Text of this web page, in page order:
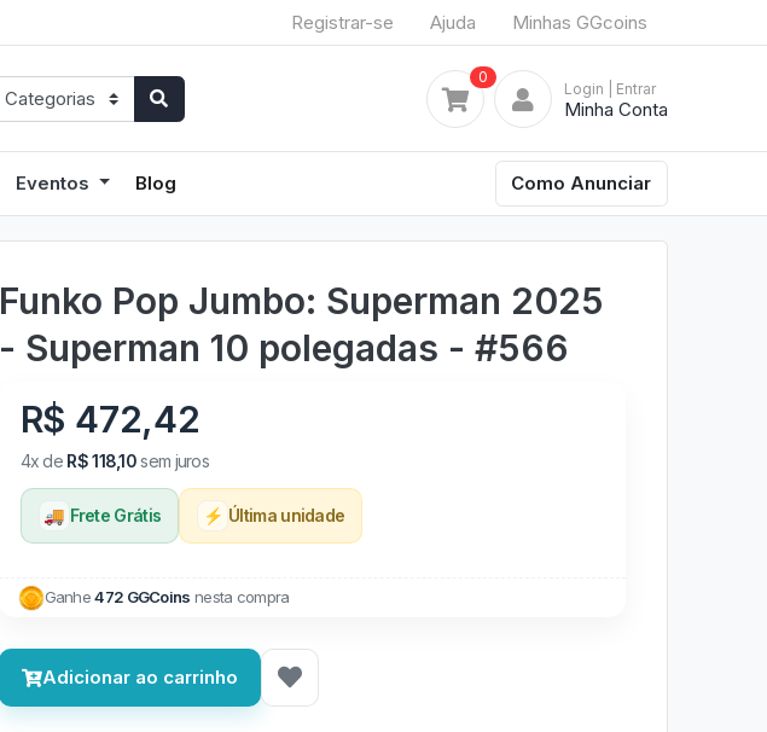
Registrar-se Ajuda Minhas GGcoins
0
Login | Entrar
Minha Conta
Eventos Blog Como Anunciar
Funko Pop Jumbo: Superman 2025
- Superman 10 polegadas - #566
R$ 472,42
4x de R$ 118,10sem juros
🚚 Frete Grátis ⚡ Última unidade
Ganhe472 GGCoins nesta compra
Adicionar ao carrinho